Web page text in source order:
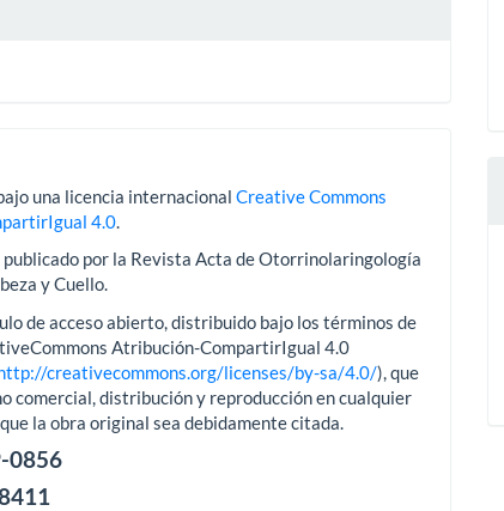
una licencia internacionalCreative Commons
4.0
por la Revista Acta de Otorrinolaringología
y Cuello.
de acceso abierto, distribuido bajo los términos de
Atribución-CompartirIgual 4.0
creativecommons.org/licenses/by-sa/4.0/), que
comercial, distribución y reproducción en cualquier
la obra original sea debidamente citada.
0856